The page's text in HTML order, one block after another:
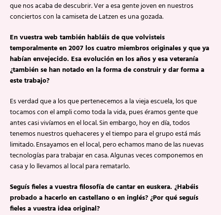
que nos acaba de descubrir. Ver a esa gente joven en nuestros
conciertos con la camiseta de Latzen es una gozada.
En vuestra web también habláis de que volvisteis
temporalmente en 2007 los cuatro miembros originales y que ya
habían envejecido. Esa evolución en los años y esa veteranía
¿también se han notado en la forma de construir y dar forma a
este trabajo?
Es verdad que a los que pertenecemos a la vieja escuela, los que
tocamos con el ampli como toda la vida, pues éramos gente que
antes casi vivíamos en el local. Sin embargo, hoy en día, todos
tenemos nuestros quehaceres y el tiempo para el grupo está más
limitado. Ensayamos en el local, pero echamos mano de las nuevas
tecnologías para trabajar en casa. Algunas veces componemos en
casa y lo llevamos al local para rematarlo.
Seguís fieles a vuestra filosofía de cantar en euskera. ¿Habéis
probado a hacerlo en castellano o en inglés? ¿Por qué seguís
fieles a vuestra idea original?